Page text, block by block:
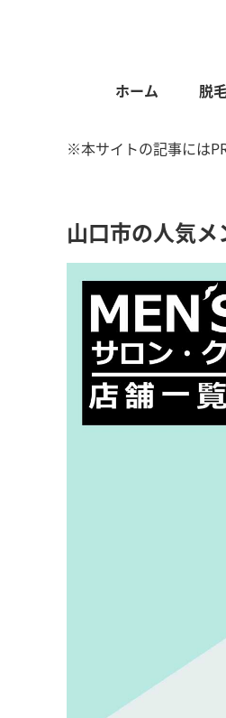
ホーム 脱
※本サイトの記事には
山口市の人気